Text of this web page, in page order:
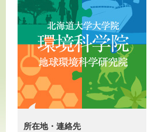
所在地・連絡先